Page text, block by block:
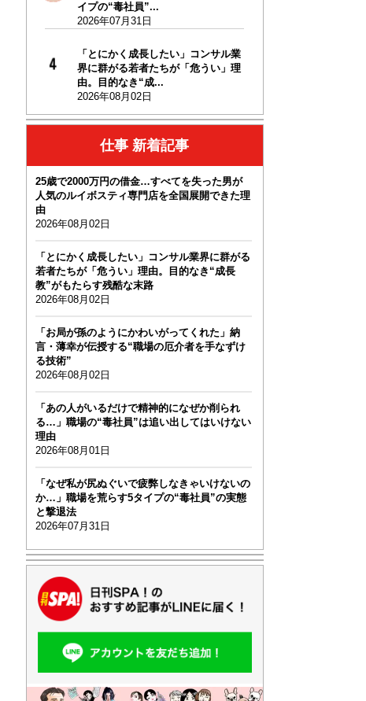
イプの“毒社員”...
2026年07月31日
「とにかく成長したい」コンサル業
界に群がる若者たちが「危うい」理
由。目的なき“成...
2026年08月02日
仕事 新着記事
25歳で2000万円の借金…すべてを失った男が
人気のルイボスティ専門店を全国展開できた理
由
2026年08月02日
「とにかく成長したい」コンサル業界に群がる
若者たちが「危うい」理由。目的なき“成長
教”がもたらす残酷な末路
2026年08月02日
「お局が孫のようにかわいがってくれた」納
言・薄幸が伝授する“職場の厄介者を手なずけ
る技術”
2026年08月02日
「あの人がいるだけで精神的になぜか削られ
る…」職場の“毒社員”は追い出してはいけない
理由
2026年08月01日
「なぜ私が尻ぬぐいで疲弊しなきゃいけないの
か…」職場を荒らす5タイプの“毒社員”の実態
と撃退法
2026年07月31日